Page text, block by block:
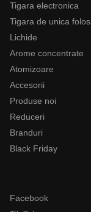
Tigara electronica
Tigara de unica
Lichide
Arome concentrate
Atomizoare
Accesorii
Produse noi
Reduceri
Branduri
Black Friday
Facebook